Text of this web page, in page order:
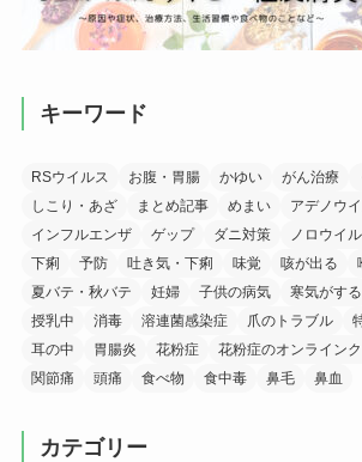
キーワード
RSウイルス お腹・胃腸 かゆい がん治療
しこり・あざ
まとめ記事 めまい アデノウ
インフルエンザ
ゲップ ダニ対策 ノロウイ
下痢
予防 吐き気・下痢 味覚 咳が出る
夏バテ・秋バテ
妊婦 子供の病気 寒気がする
授乳中
消毒 溶連菌感染症 爪のトラブル
耳の中
胃腸炎 花粉症 花粉症のオンライン
関節痛
頭痛 食べ物 食中毒 鼻毛 鼻血
カテゴリー